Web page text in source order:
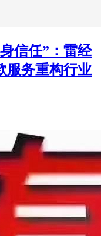
信任”：雷经
服务重构行业